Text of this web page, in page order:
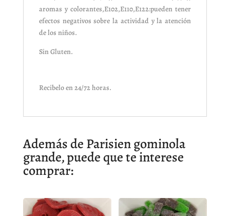
aromas y colorantes,E102,E110,E122:pueden tener
efectos negativos sobre la actividad y la atención
de los niños.
Sin Gluten.
Recibelo en 24/72 horas.
Además de Parisien gominola
grande, puede que te interese
comprar: